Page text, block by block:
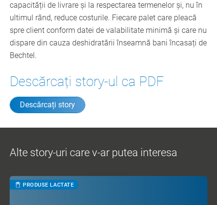
capacității de livrare și la respectarea termenelor și, nu în
ultimul rând, reduce costurile. Fiecare palet care pleacă
spre client conform datei de valabilitate minimă și care nu
dispare din cauza deshidratării înseamnă bani încasați de
Bechtel.
Descărcați story-ul ca PDF
Descărcați story
Alte story-uri care v-ar putea interesa
PRODUSE LACTATE